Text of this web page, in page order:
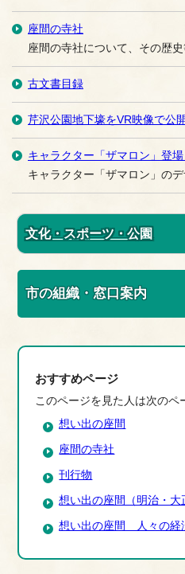
座間の寺社
座間の寺社について、その歴
古文書目録
芹沢公園地下壕をVR映像で公開
キャラクター「ザマロン」登場
キャラクター「ザマロン」の
文化・スポーツ・公園
市の組織・窓口案内
おすすめページ
このページを見た人は次のペ
想い出の座間
座間の寺社
刊行物
想い出の座間（明治・大
想い出の座間 人々の経